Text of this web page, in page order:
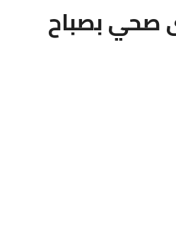
بصباح